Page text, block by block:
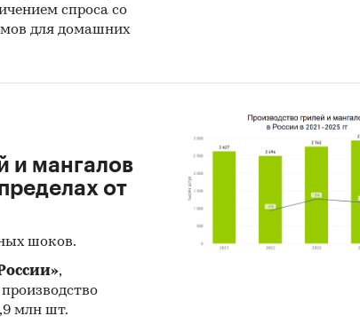
спроса со
для домашних
и мангалов
от
шоков.
,
млн шт.